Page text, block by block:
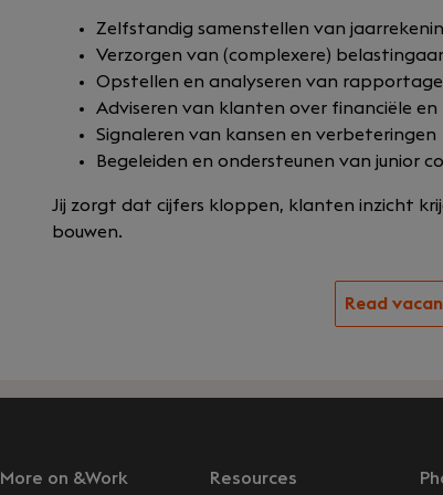
Zelfstandig samenstellen van
Verzorgen van (complexere)
Opstellen en analyseren van
Adviseren van klanten over financiële
Signaleren van kansen en verbeteringen
Begeleiden en ondersteunen van junior
Jij zorgt dat cijfers kloppen, klanten inzicht
bouwen.
Read
More on &Work Resources